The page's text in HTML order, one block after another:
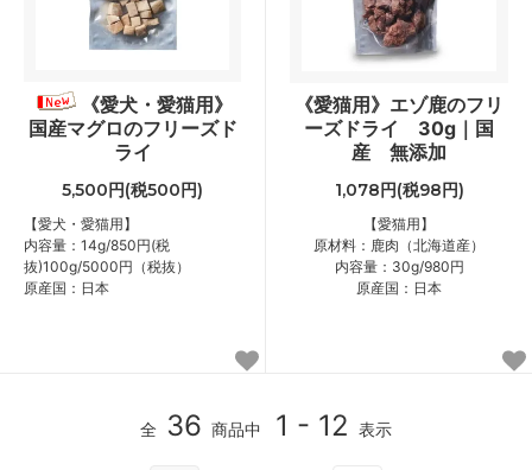
《愛犬・愛猫用》
国産マグロのフリーズド
ライ
5,500円(税500円)
【愛犬・愛猫用】
内容量：14g/850円(税
抜)100g/5000円（税抜）
原産国：日本
《愛猫用》エゾ鹿のフリ
ーズドライ 30g｜国
産 無添加
1,078円(税98円)
【愛猫用】
原材料：鹿肉（北海道産）
内容量：30g/980円
原産国：日本
全 36 商品中 1 - 12 表示